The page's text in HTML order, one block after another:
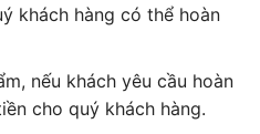
khách hàng có thể hoàn
nếu khách yêu cầu hoàn
cho quý khách hàng.